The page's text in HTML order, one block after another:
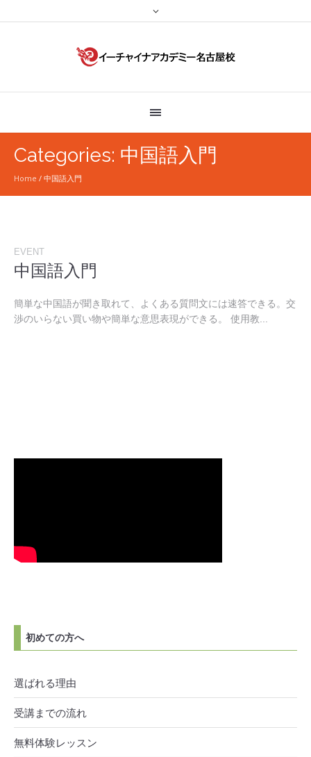
Categories: 中国語入門
Home / 中国語入門
EVENT
中国語入門
簡単な中国語が聞き取れて、よくある質問文には速答できる。交
渉のいらない買い物や簡単な意思表現ができる。 使用教...
初めての方へ
選ばれる理由
受講までの流れ
無料体験レッスン